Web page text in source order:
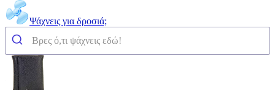
Ψάχνεις για δροσιά;